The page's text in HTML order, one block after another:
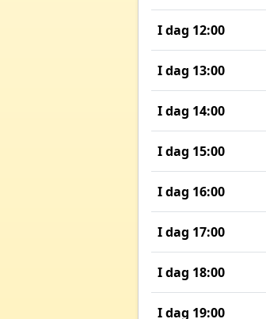
I dag 12:00
I dag 13:00
I dag 14:00
I dag 15:00
I dag 16:00
I dag 17:00
I dag 18:00
I dag 19:00